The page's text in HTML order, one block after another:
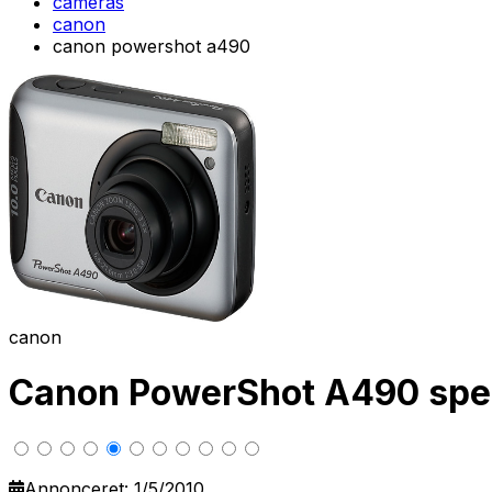
canon
canon powershot a490
canon
Canon PowerShot A490